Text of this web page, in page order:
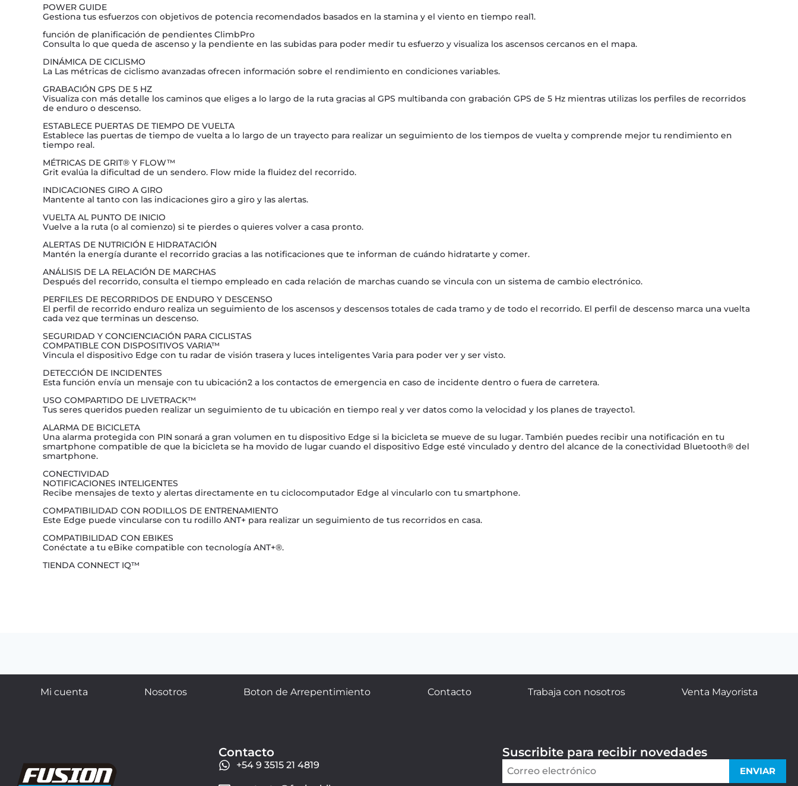
POWER GUIDE
Gestiona tus esfuerzos con objetivos de potencia recomendados basados en la stamina y el viento en tiempo real1.
función de planificación de pendientes ClimbPro
Consulta lo que queda de ascenso y la pendiente en las subidas para poder medir tu esfuerzo y visualiza los ascensos cercanos en el mapa.
DINÁMICA DE CICLISMO
La Las métricas de ciclismo avanzadas ofrecen información sobre el rendimiento en condiciones variables.
GRABACIÓN GPS DE 5 HZ
Visualiza con más detalle los caminos que eliges a lo largo de la ruta gracias al GPS multibanda con grabación GPS de 5 Hz mientras utilizas los perfiles de recorridos
de enduro o descenso.
ESTABLECE PUERTAS DE TIEMPO DE VUELTA
Establece las puertas de tiempo de vuelta a lo largo de un trayecto para realizar un seguimiento de los tiempos de vuelta y comprende mejor tu rendimiento en
tiempo real.
MÉTRICAS DE GRIT® Y FLOW™
Grit evalúa la dificultad de un sendero. Flow mide la fluidez del recorrido.
INDICACIONES GIRO A GIRO
Mantente al tanto con las indicaciones giro a giro y las alertas.
VUELTA AL PUNTO DE INICIO
Vuelve a la ruta (o al comienzo) si te pierdes o quieres volver a casa pronto.
ALERTAS DE NUTRICIÓN E HIDRATACIÓN
Mantén la energía durante el recorrido gracias a las notificaciones que te informan de cuándo hidratarte y comer.
ANÁLISIS DE LA RELACIÓN DE MARCHAS
Después del recorrido, consulta el tiempo empleado en cada relación de marchas cuando se vincula con un sistema de cambio electrónico.
PERFILES DE RECORRIDOS DE ENDURO Y DESCENSO
El perfil de recorrido enduro realiza un seguimiento de los ascensos y descensos totales de cada tramo y de todo el recorrido. El perfil de descenso marca una vuelta
cada vez que terminas un descenso.
SEGURIDAD Y CONCIENCIACIÓN PARA CICLISTAS
COMPATIBLE CON DISPOSITIVOS VARIA™
Vincula el dispositivo Edge con tu radar de visión trasera y luces inteligentes Varia para poder ver y ser visto.
DETECCIÓN DE INCIDENTES
Esta función envía un mensaje con tu ubicación2 a los contactos de emergencia en caso de incidente dentro o fuera de carretera.
USO COMPARTIDO DE LIVETRACK™
Tus seres queridos pueden realizar un seguimiento de tu ubicación en tiempo real y ver datos como la velocidad y los planes de trayecto1.
ALARMA DE BICICLETA
Una alarma protegida con PIN sonará a gran volumen en tu dispositivo Edge si la bicicleta se mueve de su lugar. También puedes recibir una notificación en tu
smartphone compatible de que la bicicleta se ha movido de lugar cuando el dispositivo Edge esté vinculado y dentro del alcance de la conectividad Bluetooth® del
smartphone.
CONECTIVIDAD
NOTIFICACIONES INTELIGENTES
Recibe mensajes de texto y alertas directamente en tu ciclocomputador Edge al vincularlo con tu smartphone.
COMPATIBILIDAD CON RODILLOS DE ENTRENAMIENTO
Este Edge puede vincularse con tu rodillo ANT+ para realizar un seguimiento de tus recorridos en casa.
COMPATIBILIDAD CON EBIKES
Conéctate a tu eBike compatible con tecnología ANT+®.
TIENDA CONNECT IQ™
Mi cuenta Nosotros Boton de Arrepentimiento Contacto Trabaja con nosotros Venta Mayorista
Contacto
+54 9 3515 21 4819
Suscribite para recibir novedades
ENVIAR